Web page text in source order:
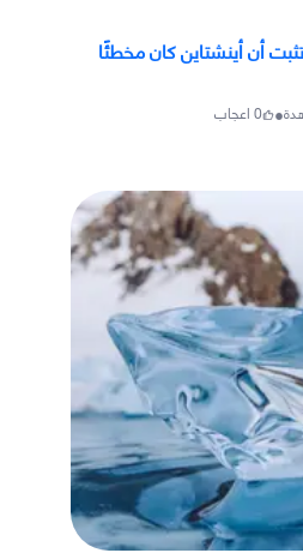
أن أينشتاين كان مخطئًا
•
0اعجاب